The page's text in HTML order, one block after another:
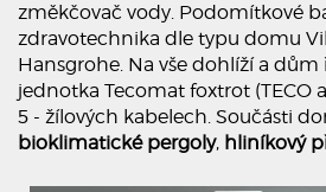
změkčovač vody. Podomítkové
zdravotechnika dle typu domu
Hansgrohe. Na vše dohlíží a
jednotka Tecomat foxtrot (TECO
5 - žílových kabelech. Součásti
bioklimatické pergoly, hliníkový